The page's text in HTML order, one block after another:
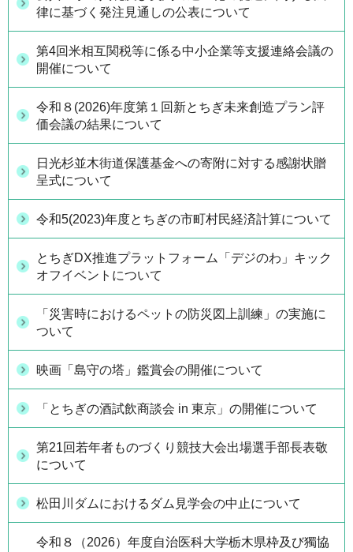
律に基づく発注見通しの公表について
第4回米相互関税等に係る中小企業等支援連絡会議の
開催について
令和８(2026)年度第１回新とちぎ未来創造プラン評
価会議の結果について
日光杉並木街道保護基金への寄附に対する感謝状贈
呈式について
令和5(2023)年度とちぎの市町村民経済計算について
とちぎDX推進プラットフォーム「デジのわ」キック
オフイベントについて
「災害時におけるペットの防災図上訓練」の実施に
ついて
映画「島守の塔」鑑賞会の開催について
「とちぎの酒試飲商談会 in 東京」の開催について
第21回若年者ものづくり競技大会出場選手部長表敬
について
松田川ダムにおけるダム見学会の中止について
令和８（2026）年度自治医科大学栃木県枠及び獨協